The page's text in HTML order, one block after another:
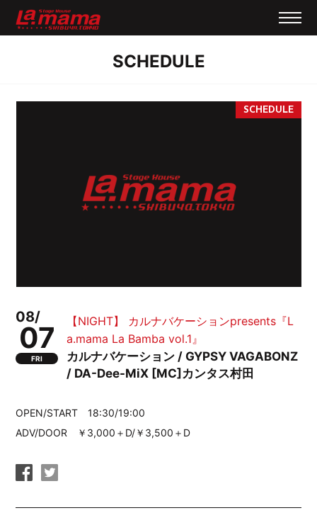
SCHEDULE
08/
07
FRI
【NIGHT】 カルナバケーションpresents『L
a.mama La Bamba vol.1』
カルナバケーション / GYPSY VAGABONZ
/ DA-Dee-MiX [MC]カンタス村田
OPEN/START 18:30/19:00
ADV/DOOR ￥3,000＋D/￥3,500＋D